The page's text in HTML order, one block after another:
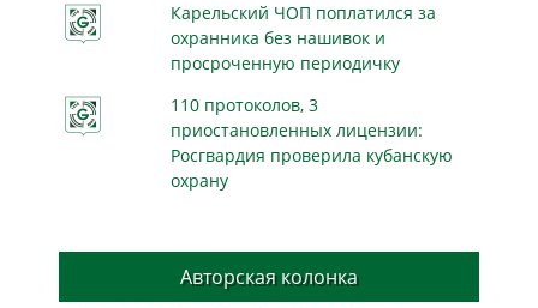
Карельский ЧОП поплатился за
охранника без нашивок и
просроченную периодичку
110 протоколов, 3
приостановленных лицензии:
Росгвардия проверила кубанскую
охрану
Авторская колонка